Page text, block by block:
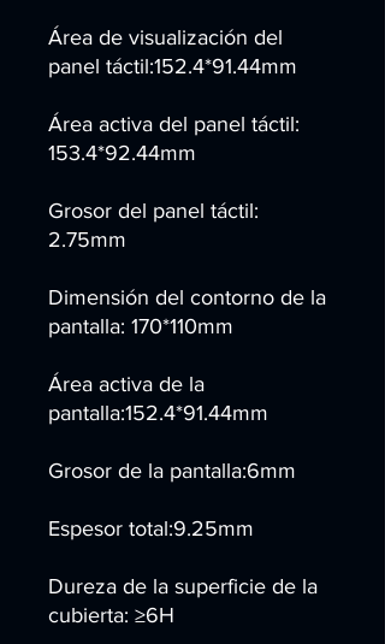
Área de visualización del
panel táctil:152.4*91.44mm
Área activa del panel táctil:
153.4*92.44mm
Grosor del panel táctil:
2.75mm
Dimensión del contorno de la
pantalla: 170*110mm
Área activa de la
pantalla:152.4*91.44mm
Grosor de la pantalla:6mm
Espesor total:9.25mm
Dureza de la superficie de la
cubierta: ≥6H